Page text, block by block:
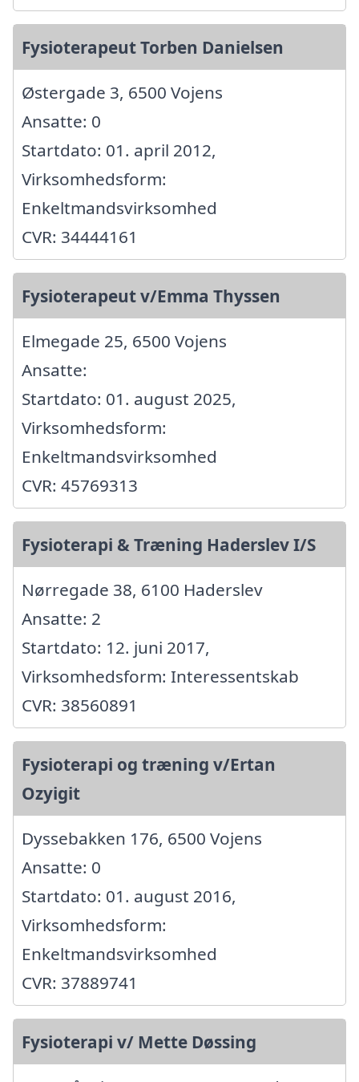
Fysioterapeut Torben Danielsen
Østergade 3, 6500 Vojens
Ansatte: 0
Startdato: 01. april 2012,
Virksomhedsform:
Enkeltmandsvirksomhed
CVR: 34444161
Fysioterapeut v/Emma Thyssen
Elmegade 25, 6500 Vojens
Ansatte:
Startdato: 01. august 2025,
Virksomhedsform:
Enkeltmandsvirksomhed
CVR: 45769313
Fysioterapi & Træning Haderslev I/S
Nørregade 38, 6100 Haderslev
Ansatte: 2
Startdato: 12. juni 2017,
Virksomhedsform: Interessentskab
CVR: 38560891
Fysioterapi og træning v/Ertan
Ozyigit
Dyssebakken 176, 6500 Vojens
Ansatte: 0
Startdato: 01. august 2016,
Virksomhedsform:
Enkeltmandsvirksomhed
CVR: 37889741
Fysioterapi v/ Mette Døssing